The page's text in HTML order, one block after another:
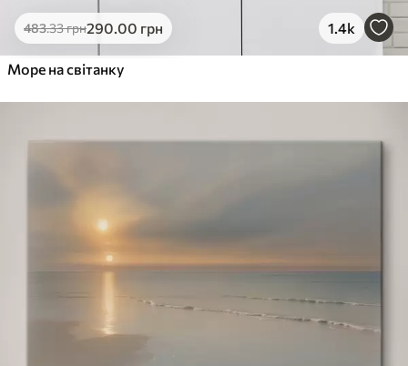
483.33грн290.00 грн 1.4k
Море на світанку